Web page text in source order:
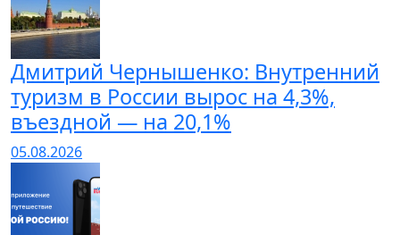
Дмитрий Чернышенко: Внутренний
туризм в России вырос на 4,3%,
въездной — на 20,1%
05.08.2026